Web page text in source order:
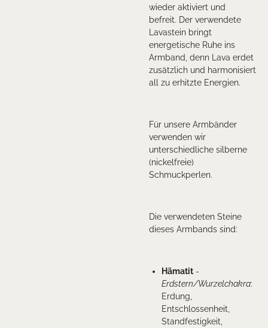
wieder aktiviert und
befreit. Der verwendete
Lavastein bringt
energetische Ruhe ins
Armband, denn Lava erdet
zusätzlich und harmonisiert
all zu erhitzte Energien.
Für unsere Armbänder
verwenden wir
unterschiedliche silberne
(nickelfreie)
Schmuckperlen.
Die verwendeten Steine
dieses Armbands sind:
Hämatit -
Erdstern/Wurzelchakra:
Erdung,
Entschlossenheit,
Standfestigkeit,